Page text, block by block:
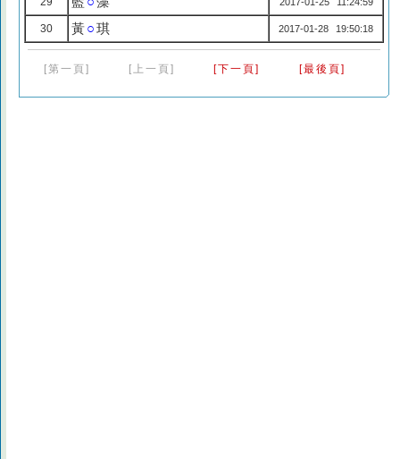
30 黃○琪 2017-01-28 19:50:18
[第一頁] [上一頁] [下一頁] [最後頁]